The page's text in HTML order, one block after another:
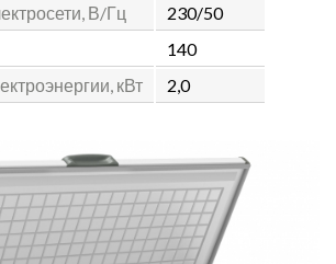
В/Гц
230/50
140
кВт
2,0